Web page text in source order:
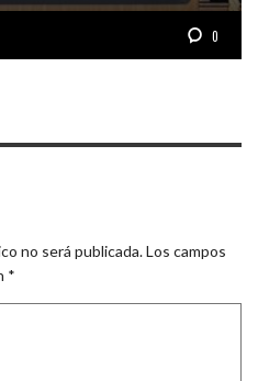
0
no será publicada.Los campos
*